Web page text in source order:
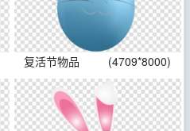
复活节物品 (4709*8000)